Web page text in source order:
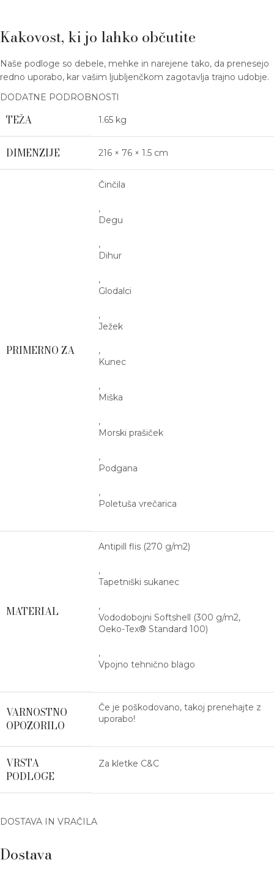
Kakovost, ki jo lahko občutite
Naše podloge so debele, mehke in narejene tako, da prenesejo
redno uporabo, kar vašim ljubljenčkom zagotavlja trajno udobje.
DODATNE PODROBNOSTI
TEŽA 1.65 kg
DIMENZIJE 216 × 76 × 1.5 cm
PRIMERNO ZA
Činčila
,
Degu
,
Dihur
,
Glodalci
,
Ježek
,
Kunec
,
Miška
,
Morski prašiček
,
Podgana
,
Poletuša vrečarica
MATERIAL
Antipill flis (270 g/m2)
,
Tapetniški sukanec
,
Vododobojni Softshell (300 g/m2,
Oeko-Tex® Standard 100)
,
Vpojno tehnično blago
VARNOSTNO
OPOZORILO
Če je poškodovano, takoj prenehajte z
uporabo!
VRSTA
PODLOGE
Za kletke C&C
DOSTAVA IN VRAČILA
Dostava